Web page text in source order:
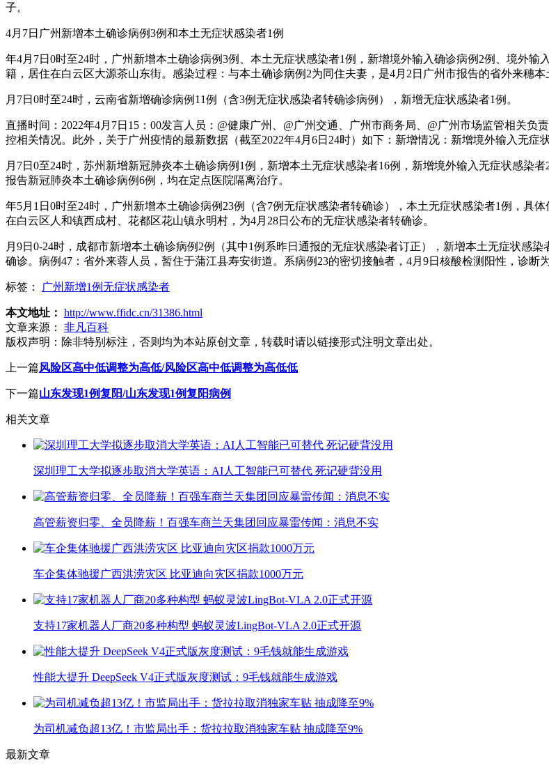
子。
4月7日广州新增本土确诊病例3例和本土无症状感染者1例
年4月7日0时至24时，广州新增本土确诊病例3例、本土无症状感染者1例，新增境外输入确诊病例2例、境外
籍，居住在白云区大源茶山东街。感染过程：与本土确诊病例2为同住夫妻，是4月2日广州市报告的省外来穗本
月7日0时至24时，云南省新增确诊病例11例（含3例无症状感染者转确诊病例），新增无症状感染者1例。
直播时间：2022年4月7日15：00发言人员：@健康广州、@广州交通、广州市商务局、@广州市场监管相关
控相关情况。此外，关于广州疫情的最新数据（截至2022年4月6日24时）如下：新增情况：新增境外输入无症状
月7日0至24时，苏州新增新冠肺炎本土确诊病例1例，新增本土无症状感染者16例，新增境外输入无症状感染
报告新冠肺炎本土确诊病例6例，均在定点医院隔离治疗。
年5月1日0时至24时，广州新增本土确诊病例23例（含7例无症状感染者转确诊），本土无症状感染者1例，具
在白云区人和镇西成村、花都区花山镇永明村，为4月28日公布的无症状感染者转确诊。
月9日0-24时，成都市新增本土确诊病例2例（其中1例系昨日通报的无症状感染者订正），新增本土无症状感
确诊。病例47：省外来蓉人员，暂住于蒲江县寿安街道。系病例23的密切接触者，4月9日核酸检测阳性，诊断
标签： 广州新增1例无症状感染者
本文地址： http://www.ffidc.cn/31386.html
文章来源：
非凡百科
版权声明： 除非特别标注，否则均为本站原创文章，转载时请以链接形式注明文章出处。
上一篇风险区高中低调整为高低/风险区高中低调整为高低低
下一篇山东发现1例复阳/山东发现1例复阳病例
相关文章
深圳理工大学拟逐步取消大学英语：AI人工智能已可替代 死记硬背没用
高管薪资归零、全员降薪！百强车商兰天集团回应暴雷传闻：消息不实
车企集体驰援广西洪涝灾区 比亚迪向灾区捐款1000万元
支持17家机器人厂商20多种构型 蚂蚁灵波LingBot-VLA 2.0正式开源
性能大提升 DeepSeek V4正式版灰度测试：9毛钱就能生成游戏
为司机减负超13亿！市监局出手：货拉拉取消独家车贴 抽成降至9%
最新文章